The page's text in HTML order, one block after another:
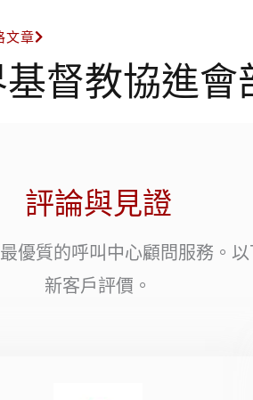
文章
督教協進會
評論與見證
優質的呼叫中心顧問服務。
新客戶評價。